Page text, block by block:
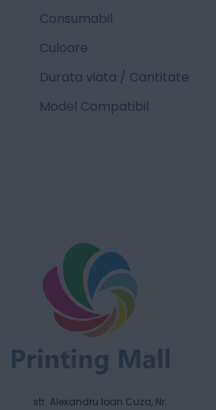
Consumabil
Culoare
Durata viata / Cantitate
Model Compatibil
str. Alexandru Ioan Cuza, Nr.